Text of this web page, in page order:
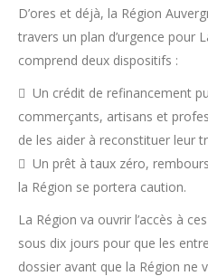
D’ores et déjà, la Région
travers un plan d’urgence pour
comprend deux dispositifs :
 Un crédit de refinancement
commerçants, artisans et
de les aider à reconstituer leur
 Un prêt à taux zéro,
la Région se portera caution.
La Région va ouvrir l’accès à
sous dix jours pour que les
dossier avant que la Région ne